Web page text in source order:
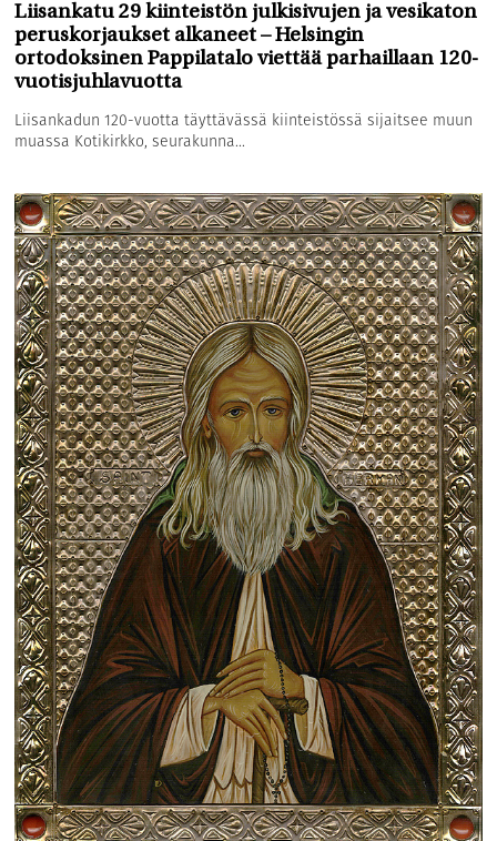
Liisankatu 29 kiinteistön julkisivujen ja vesikaton
peruskorjaukset alkaneet – Helsingin
ortodoksinen Pappilatalo viettää parhaillaan 120-
vuotisjuhlavuotta
Liisankadun 120-vuotta täyttävässä kiinteistössä sijaitsee muun
muassa Kotikirkko, seurakunna...